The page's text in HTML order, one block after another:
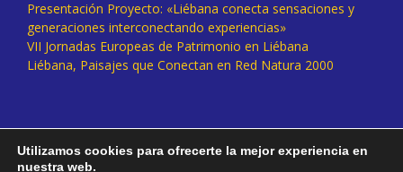
Presentación Proyecto: «Liébana conecta sensaciones y
generaciones interconectando experiencias»
VII Jornadas Europeas de Patrimonio en Liébana
Liébana, Paisajes que Conectan en Red Natura 2000
Utilizamos cookies para ofrecerte la mejor experiencia en
nuestra web.